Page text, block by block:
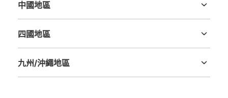
小的:150/ ¥300
中國地區
四國地區
九州/沖繩地區